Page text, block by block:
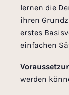
lernen die
ihren
erstes
einfachen
werden